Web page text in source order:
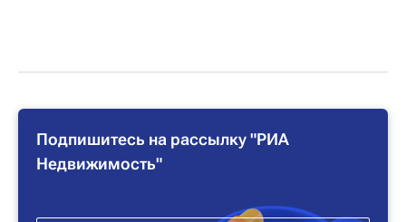
Подпишитесь на рассылку "РИА
Недвижимость"